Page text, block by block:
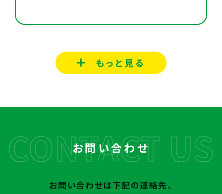
もっと見る
お問い合わせ
お問い合わせは下記の連絡先、